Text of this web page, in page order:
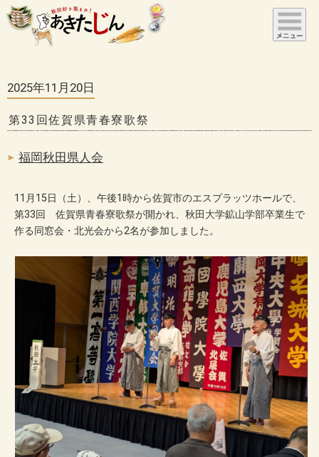
2025年11月20日
第33回佐賀県青春寮歌祭
福岡秋田県人会
11月15日（土）、午後1時から佐賀市のエスプラッツホールで、
第33回 佐賀県青春寮歌祭が開かれ、秋田大学鉱山学部卒業生で
作る同窓会・北光会から2名が参加しました。